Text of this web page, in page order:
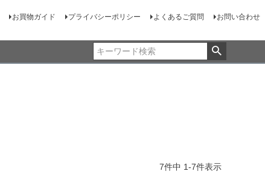
お買物ガイド プライバシーポリシー よくあるご質問 お問い合わせ
7件中 1-7件表示